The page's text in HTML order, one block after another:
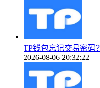
TP钱包忘记交易密码
2026-08-06 20:32:22